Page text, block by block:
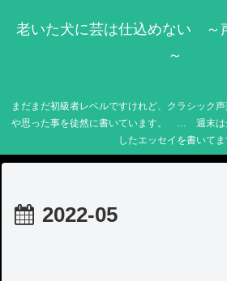
老いた犬に芸は仕込めない ～
～
まだまだ初級者レベルですけれど、クラシック
や思った事を徒然に書いています。 … 週末は
したエッセイを書いてま
2022-05